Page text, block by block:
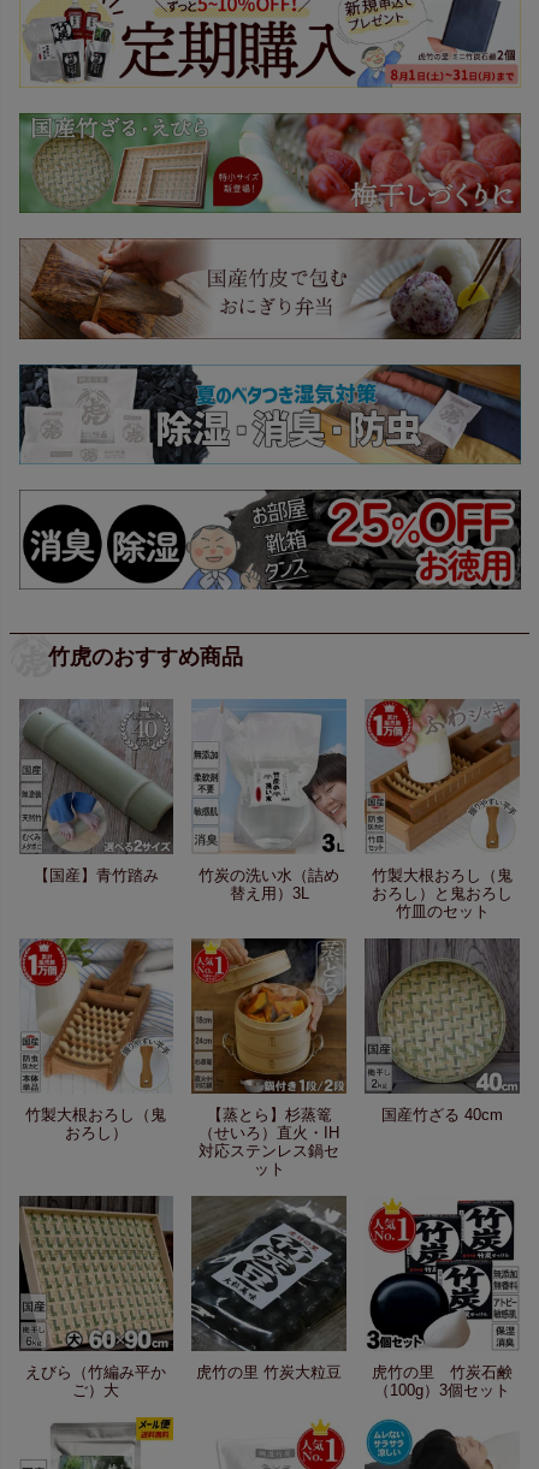
竹虎のおすすめ商品
【国産】青竹踏み
竹炭の洗い水（詰め
替え用）3L
竹製大根おろし（鬼
おろし）と鬼おろし
竹皿のセット
竹製大根おろし（鬼
おろし）
【蒸とら】杉蒸篭
（せいろ）直火・IH
対応ステンレス鍋セ
ット
国産竹ざる 40cm
えびら（竹編み平か
ご）大
虎竹の里 竹炭大粒豆
虎竹の里 竹炭石鹸
（100g）3個セット